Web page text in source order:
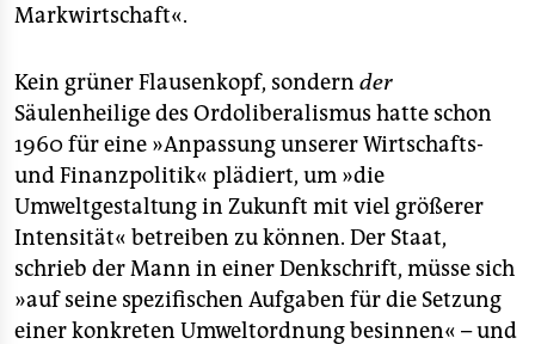
Markwirtschaft«.
Kein grüner Flausenkopf, sondern der
Säulenheilige des Ordoliberalismus hatte schon
1960 für eine »Anpassung unserer Wirtschafts-
und Finanzpolitik« plädiert, um »die
Umweltgestaltung in Zukunft mit viel größerer
Intensität« betreiben zu können. Der Staat,
schrieb der Mann in einer Denkschrift, müsse sich
»auf seine spezifischen Aufgaben für die Setzung
einer konkreten Umweltordnung besinnen« – und